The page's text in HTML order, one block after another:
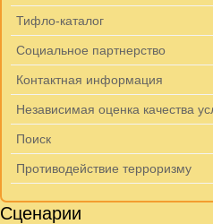
Тифло-каталог
Социальное партнерство
Контактная информация
Независимая оценка качества
Поиск
Противодействие терроризму
Сценарии